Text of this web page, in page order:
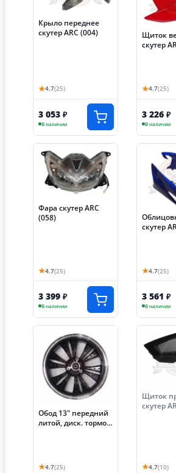
Крыло переднее
скутер ARC (004)
★4.7(25)
3 053 ₽
В наличии
Щиток
скутер
★4.7(25)
3 226 ₽
В наличии
Фара скутер ARC
(058)
★4.7(25)
3 399 ₽
В наличии
скутер
★4.7(25)
3 561 ₽
В наличии
Обод 13" передний
литой, диск. тормоз
★4.7(25)
Щиток
скутер
★4.7(10)